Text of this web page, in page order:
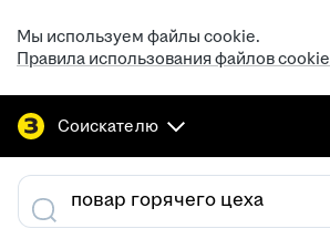
Мы используем файлы cookie.
Правила использования файлов cookie
Соискателю